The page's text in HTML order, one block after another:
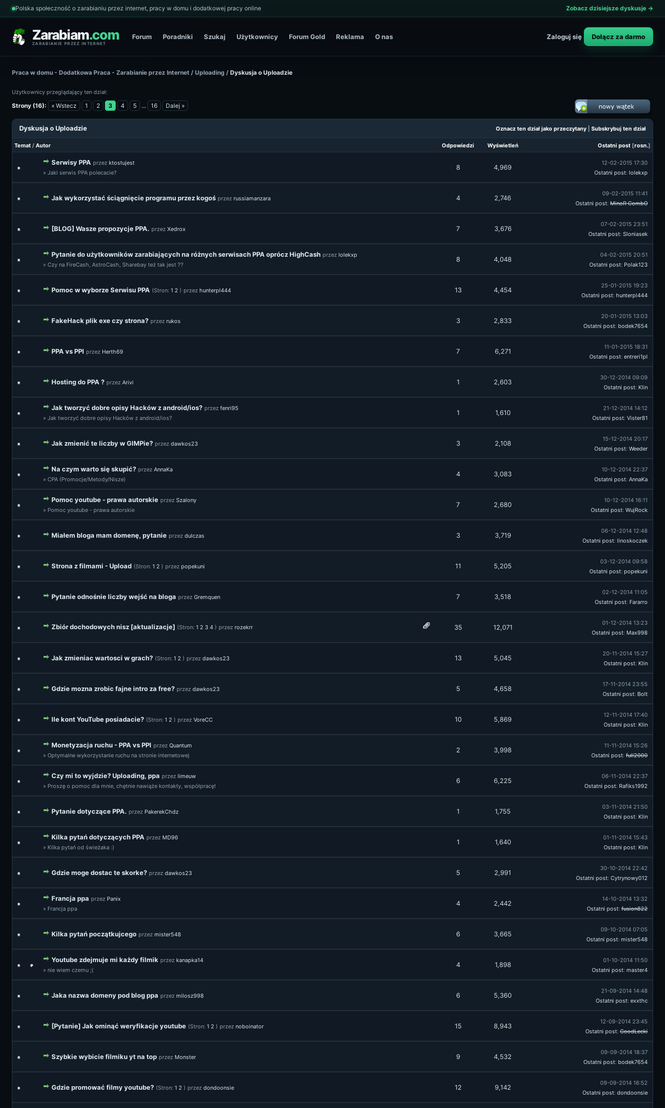
Polska społeczność o zarabianiu przez internet, pracy w domu i dodatkowej pracy online Zobacz dzisiejsze dyskusje →
Zarabiam.com
ZARABIANIE PRZEZ INTERNET
Forum Poradniki Szukaj Użytkownicy Forum Gold Reklama O nas Zaloguj się Dołącz za darmo
Praca w domu - Dodatkowa Praca - Zarabianie przez Internet / Uploading / Dyskusja o Uploadzie
Użytkownicy przeglądający ten dział:
Strony (16): « Wstecz 1 2 3 4 5 ... 16 Dalej »
Oznacz ten dział jako przeczytany Subskrybuj ten dział
Dyskusja o Uploadzie
Temat / Autor Odpowiedzi Wyświetleń Ostatni post [rosn.]
Serwisy PPA przez ktostujest
» Jaki serwis PPA polecacie?
8 4,969
12-02-2015 17:30
Ostatni post: lolekxp
Jak wykorzystać ściągnięcie programu przez kogoś przez russiamanzara 4 2,746
09-02-2015 11:41
Ostatni post: MinoR CombO
[BLOG] Wasze propozycje PPA. przez Xedrox 7 3,676
07-02-2015 23:51
Ostatni post: Sloniasek
Pytanie do użytkowników zarabiających na różnych serwisach PPA oprócz HighCash przez lolekxp
» Czy na FireCash, AstroCash, Sharebay też tak jest ??
8 4,048
04-02-2015 20:51
Ostatni post: Polak123
Pomoc w wyborze Serwisu PPA (Stron: 1 2 ) przez hunterpl444 13 4,454
25-01-2015 19:23
Ostatni post: hunterpl444
FakeHack plik exe czy strona? przez rukos 3 2,833
20-01-2015 13:03
Ostatni post: bodek7654
PPA vs PPI przez Herth69 7 6,271
11-01-2015 18:31
Ostatni post: entreri1pl
Hosting do PPA ? przez Arivi 1 2,603
30-12-2014 09:09
Ostatni post: Klin
Jak tworzyć dobre opisy Hacków z android/ios? przez fenri95
» Jak tworzyć dobre opisy Hacków z android/ios?
1 1,610
21-12-2014 14:12
Ostatni post: Vister81
Jak zmienić te liczby w GIMPie? przez dawkos23 3 2,108
15-12-2014 20:17
Ostatni post: Weeder
Na czym warto się skupić? przez AnnaKa
» CPA (Promocje/Metody/Nisze)
4 3,083
10-12-2014 22:37
Ostatni post: AnnaKa
Pomoc youtube - prawa autorskie przez Szalony
» Pomoc youtube - prawa autorskie
7 2,680
10-12-2014 16:11
Ostatni post: WujRock
Miałem bloga mam domenę, pytanie przez dulczas 3 3,719
06-12-2014 12:48
Ostatni post: linoskoczek
Strona z filmami - Upload (Stron: 1 2 ) przez popekuni 11 5,205
03-12-2014 09:58
Ostatni post: popekuni
Pytanie odnośnie liczby wejść na bloga przez Gremquen 7 3,518
02-12-2014 11:05
Ostatni post: Fararro
Zbiór dochodowych nisz [aktualizacje] (Stron: 1 2 3 4 ) przez rozekrr 35 12,071
01-12-2014 13:23
Ostatni post: Max998
Jak zmieniac wartosci w grach? (Stron: 1 2 ) przez dawkos23 13 5,045
20-11-2014 15:27
Ostatni post: Klin
Gdzie mozna zrobic fajne intro za free? przez dawkos23 5 4,658
17-11-2014 23:55
Ostatni post: Bolt
Ile kont YouTube posiadacie? (Stron: 1 2 ) przez VoreCC 10 5,869
12-11-2014 17:40
Ostatni post: Klin
Monetyzacja ruchu - PPA vs PPI przez Quantum
» Optymalne wykorzystanie ruchu na stronie internetowej
2 3,998
11-11-2014 15:26
Ostatni post: full2000
Czy mi to wyjdzie? Uploading, ppa przez limeuw
» Proszę o pomoc dla mnie, chętnie nawiąże kontakty, współpracę!
6 6,225
06-11-2014 22:37
Ostatni post: Rafiks1992
Pytanie dotyczące PPA. przez PakerekChdz 1 1,755
03-11-2014 21:50
Ostatni post: Klin
Kilka pytań dotyczących PPA przez MD96
» Kilka pytań od świeżaka :)
1 1,640
01-11-2014 15:43
Ostatni post: Klin
Gdzie moge dostac te skorke? przez dawkos23 5 2,991
30-10-2014 22:42
Ostatni post: Cytrynowy012
Francja ppa przez Panix
» Francja ppa
4 2,442
14-10-2014 13:32
Ostatni post: fusion822
Kilka pytań początkujcego przez mister548 6 3,665
09-10-2014 07:05
Ostatni post: mister548
Youtube zdejmuje mi każdy filmik przez kanapka14
» nie wiem czemu ;(
4 1,898
01-10-2014 11:50
Ostatni post: master4
Jaka nazwa domeny pod blog ppa przez milosz998 6 5,360
21-09-2014 14:48
Ostatni post: exxthc
[Pytanie] Jak ominąć weryfikacje youtube (Stron: 1 2 ) przez noboinator 15 8,943
12-09-2014 23:45
Ostatni post: GoodLecki
Szybkie wybicie filmiku yt na top przez Monster 9 4,532
09-09-2014 18:37
Ostatni post: bodek7654
Gdzie promować filmy youtube? (Stron: 1 2 ) przez dondoonsie 12 9,142
09-09-2014 16:52
Ostatni post: dondoonsie